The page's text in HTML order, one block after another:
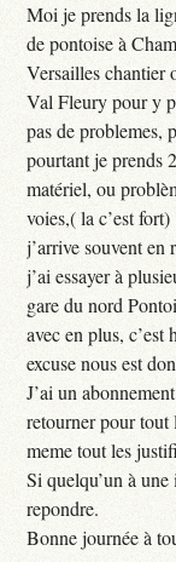
Moi je prends la
de pontoise à
Versailles chantier
Val Fleury pour y
pas de problemes,
pourtant je prends
matériel, ou
voies,( la c’est fort)
j’arrive souvent en
j’ai essayer à
gare du nord
avec en plus,
excuse nous est
J’ai un
retourner pour tout
meme tout les
Si quelqu’un à une
repondre.
Bonne journée à